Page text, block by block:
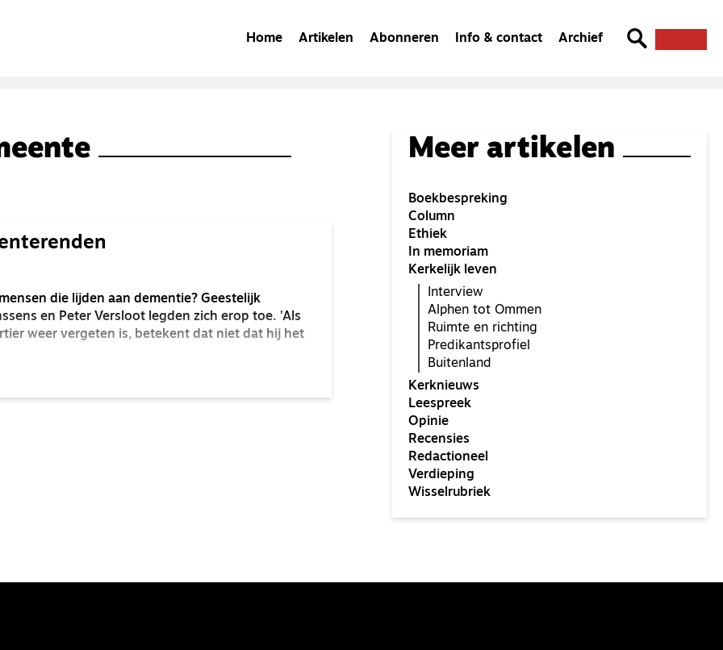
Home Artikelen Abonneren Info & contact Archief
die lijden aan dementie? Geestelijk
en Peter Versloot legden zich erop toe. 'Als
weer vergeten is, betekent dat niet dat hij het
Meer artikelen
Boekbespreking
Column
Ethiek
In memoriam
Kerkelijk leven
Interview
Alphen tot Ommen
Ruimte en richting
Predikantsprofiel
Buitenland
Kerknieuws
Leespreek
Opinie
Recensies
Redactioneel
Verdieping
Wisselrubriek